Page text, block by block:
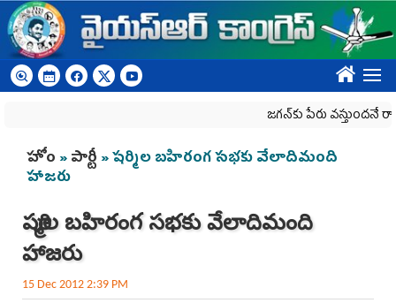
Skip to main content
????
జగన్‌కు పేరు వస్తుందనే
You are here
హోం »పార్టీ » షర్మిల బహిరంగ సభకు వేలాదిమంది
హాజరు
షర్మిల బహిరంగ సభకు వేలాదిమంది
హాజరు
15 Dec 2012 2:39 PM